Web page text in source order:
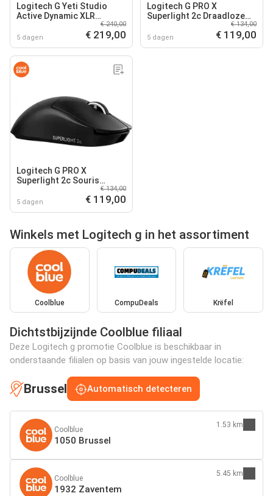
Logitech G Yeti Studio
Active Dynamic XLR
5 dagen
€ 240,00
€ 219,00
Logitech G PRO X
Superlight 2c Draadloze
5 dagen
€ 134,00
€ 119,00
Logitech G PRO X
Superlight 2c Souris
5 dagen
€ 134,00
€ 119,00
Winkels met Logitech g in het assortiment
Coolblue CompuDeals Krëfel
Dichtstbijzijnde Coolblue filiaal
Deze Logitech g promotie Coolblue is beschikbaar in
onderstaande filialen op basis van jouw ingestelde locatie:
Brussel Automatisch detecteren
Coolblue
1050 Brussel
1.53 km
Coolblue
1932 Zaventem
5.45 km